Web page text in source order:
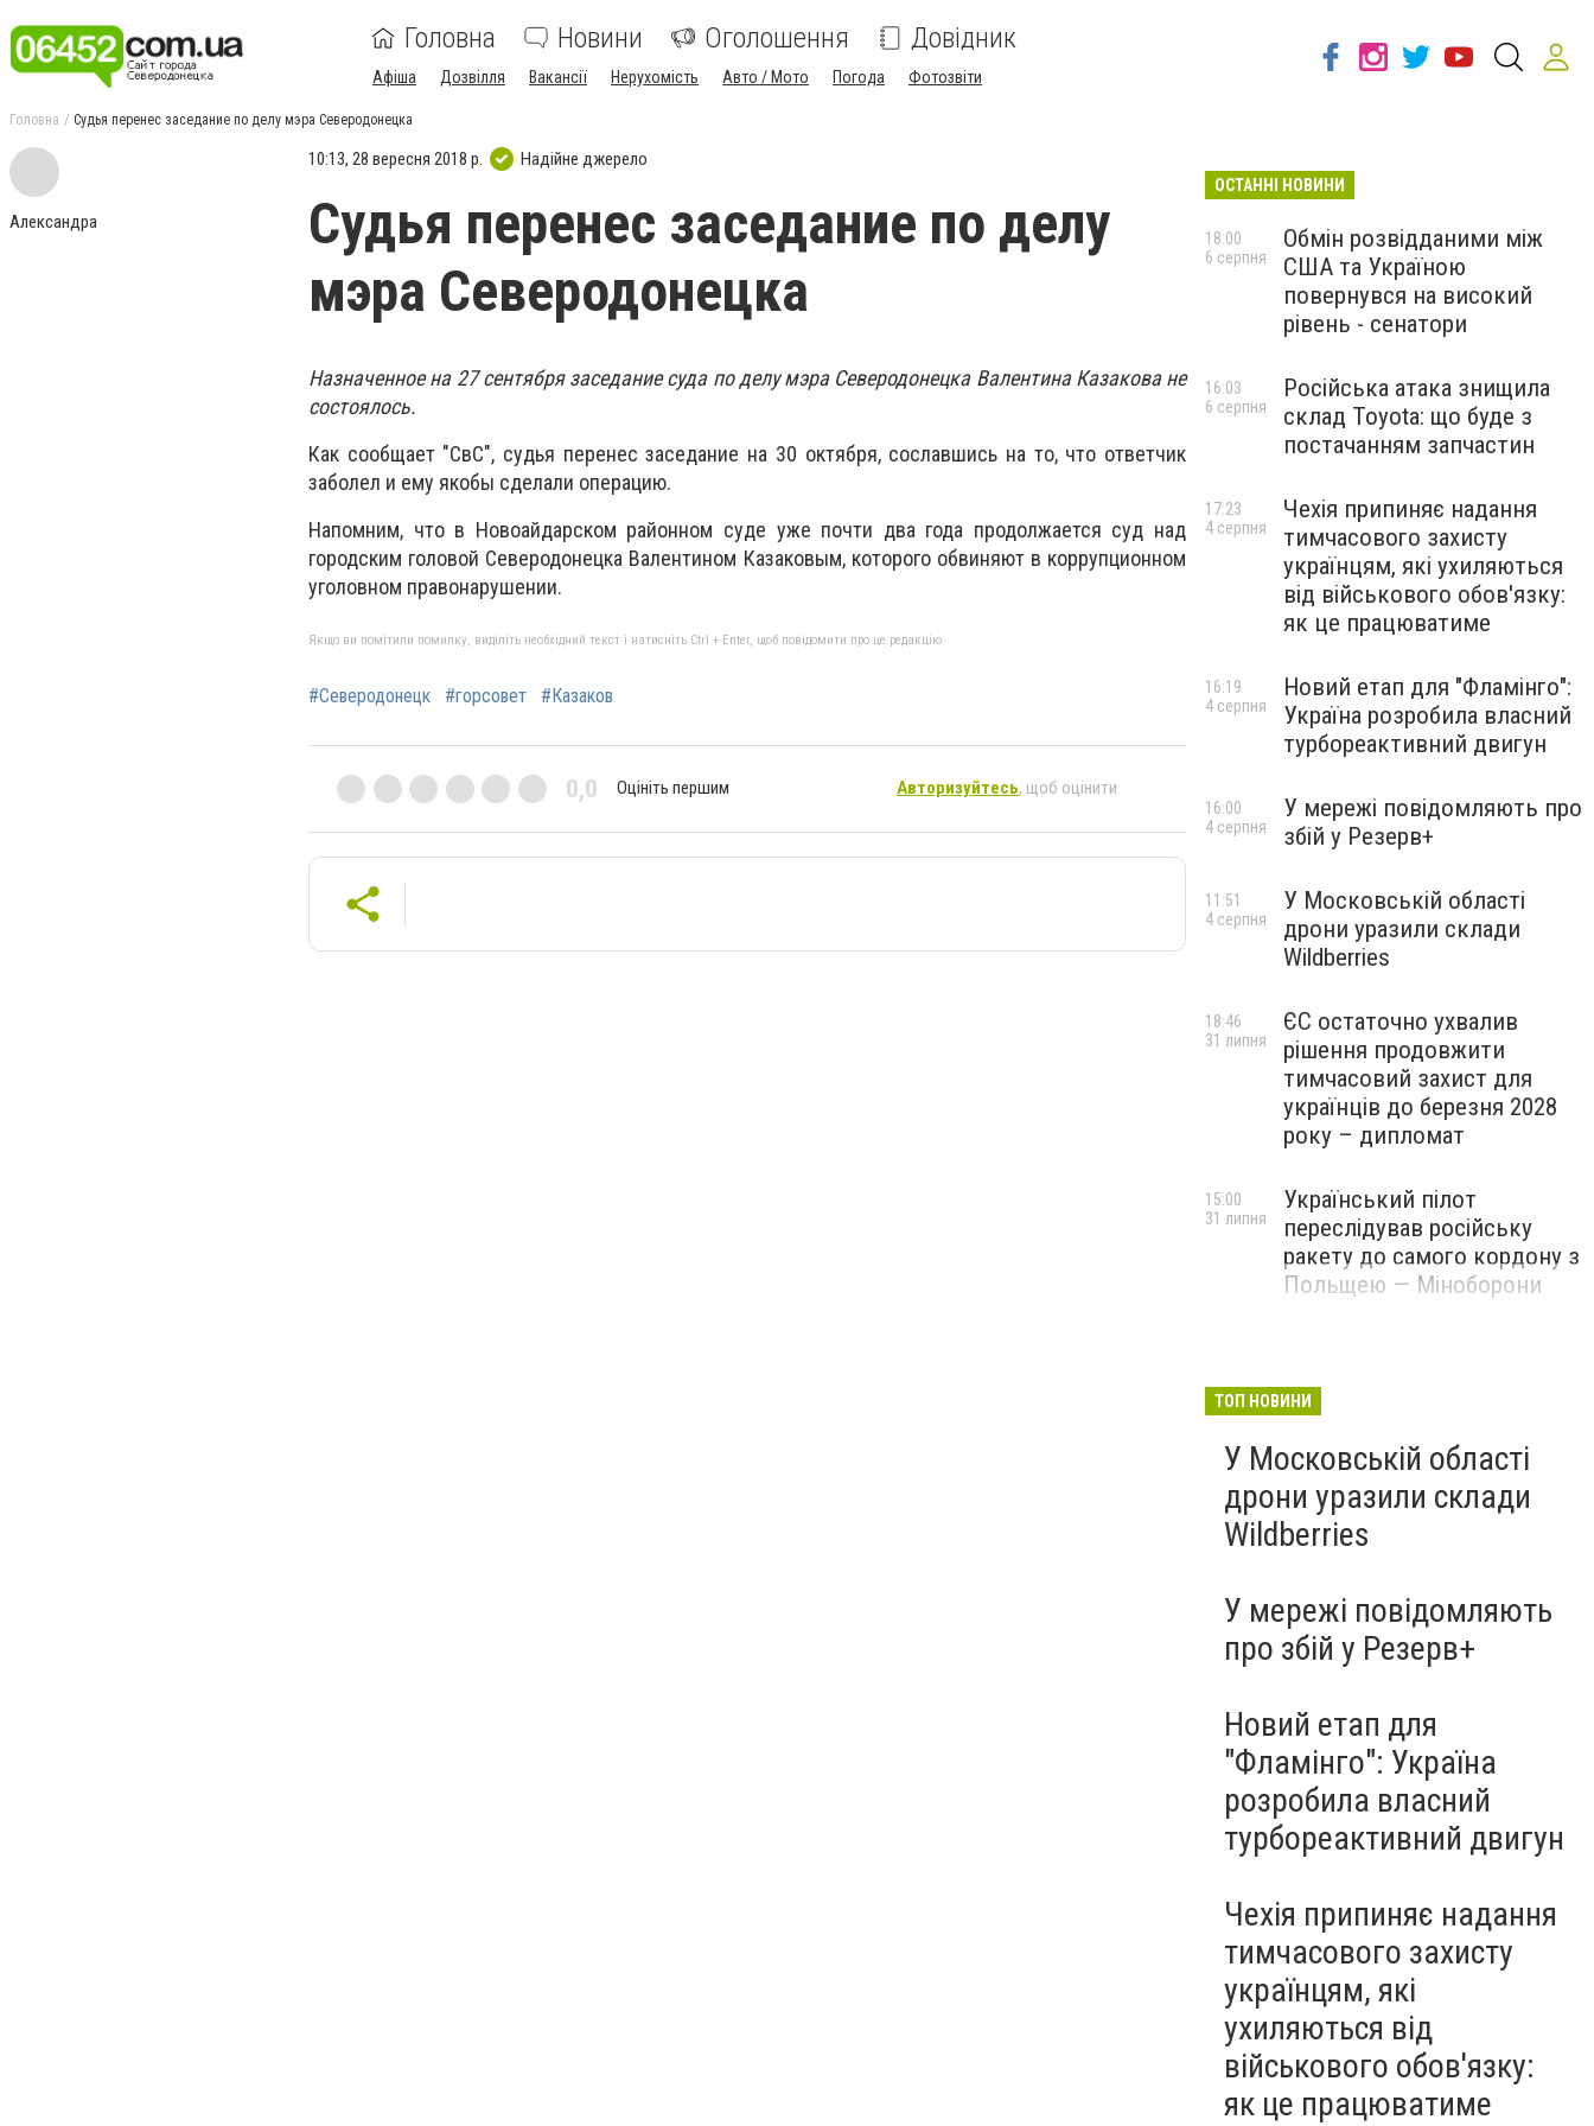
Головна Новини Оголошення Довідник
Афіша Дозвілля Вакансії Нерухомість Авто / Мото Погода Фотозвіти
Головна Судья перенес заседание по делу мэра Северодонецка
Александра
10:13, 28 вересня 2018 р. Надійне джерело
Судья перенес заседание по делу
мэра Северодонецка
Назначенное на 27 сентября заседание суда по делу мэра Северодонецка Валентина Казакова не
состоялось.
Как сообщает "СвС", судья перенес заседание на 30 октября, сославшись на то, что ответчик
заболел и ему якобы сделали операцию.
Напомним, что в Новоайдарском районном суде уже почти два года продолжается суд над
городским головой Северодонецка Валентином Казаковым, которого обвиняют в коррупционном
уголовном правонарушении.
Якщо ви помітили помилку, виділіть необхідний текст і натисніть Ctrl + Enter, щоб повідомити про це редакцію
#Северодонецк #горсовет #Казаков
0,0 Оцініть першим Авторизуйтесь, щоб оцінити
ОСТАННІ НОВИНИ
Обмін розвідданими між
США та Україною
повернувся на високий
рівень - сенатори
18:00
6 серпня
Російська атака знищила
склад Toyota: що буде з
постачанням запчастин
16:03
6 серпня
Чехія припиняє надання
тимчасового захисту
українцям, які ухиляються
від військового обов'язку:
як це працюватиме
17:23
4 серпня
Новий етап для "Фламінго":
Україна розробила власний
турбореактивний двигун
16:19
4 серпня
У мережі повідомляють про
збій у Резерв+
16:00
4 серпня
У Московській області
дрони уразили склади
Wildberries
11:51
4 серпня
ЄС остаточно ухвалив
рішення продовжити
тимчасовий захист для
українців до березня 2028
року – дипломат
18:46
31 липня
Український пілот
переслідував російську
ракету до самого кордону з
Польщею — Міноборони
15:00
31 липня
ТОП НОВИНИ
У Московській області
дрони уразили склади
Wildberries
У мережі повідомляють
про збій у Резерв+
Новий етап для
"Фламінго": Україна
розробила власний
турбореактивний двигун
Чехія припиняє надання
тимчасового захисту
українцям, які
ухиляються від
військового обов'язку:
як це працюватиме